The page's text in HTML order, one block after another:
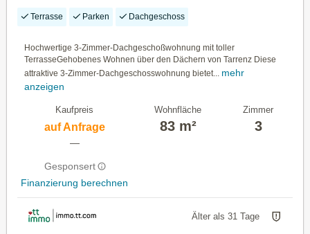
Terrasse Parken Dachgeschoss
Hochwertige 3-Zimmer-Dachgeschoßwohnung mit toller
TerrasseGehobenes Wohnen über den Dächern von Tarrenz Diese
attraktive 3-Zimmer-Dachgeschosswohnung bietet... mehr
anzeigen
Kaufpreis
auf Anfrage
—
Gesponsert
Finanzierung berechnen
Wohnfläche
83 m²
Zimmer
3
Älter als 31 Tage